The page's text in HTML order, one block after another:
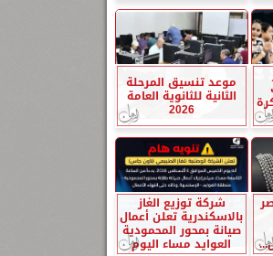
موعد تنسيق المرحلة
الثانية للثانوية العامة
2026
شركة توزيع الغاز
بالاسكندرية تعلن أعمال
صيانة بمحور المحمودية
العوايد مساء اليوم